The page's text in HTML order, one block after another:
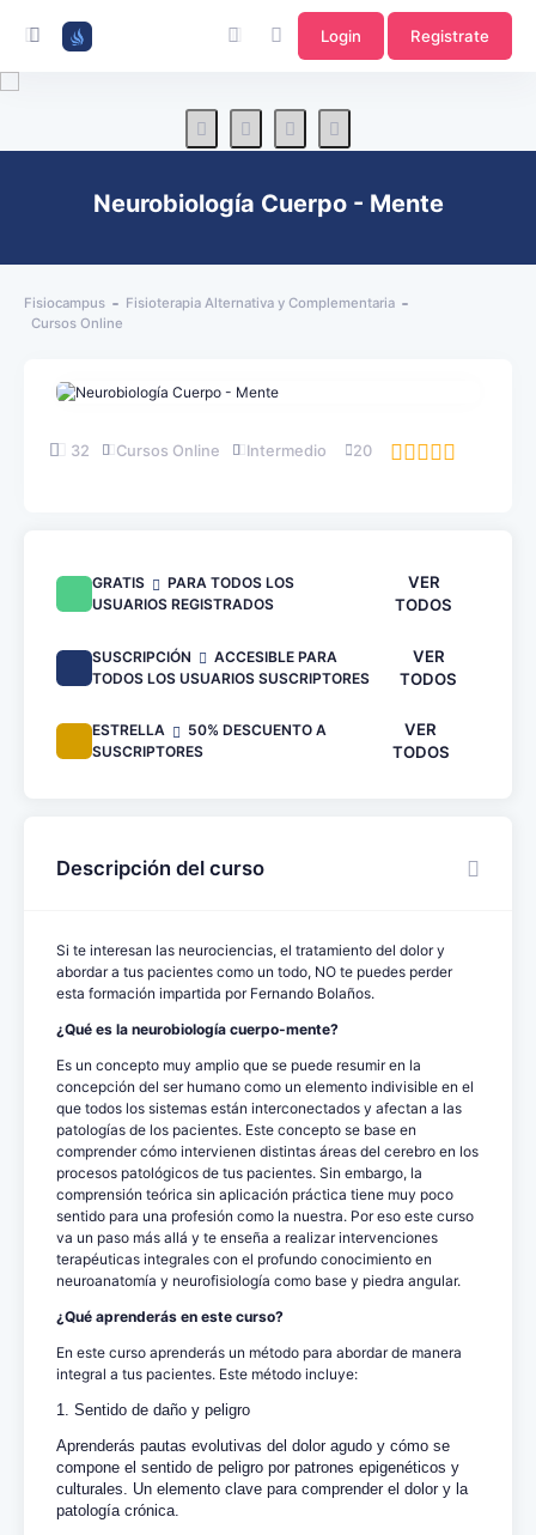
Login Registrate
Neurobiología Cuerpo - Mente
Fisiocampus
Fisioterapia Alternativa y Complementaria
Cursos Online
32 Cursos Online Intermedio 20
GRATIS
PARA TODOS LOS
USUARIOS REGISTRADOS
VER
TODOS
SUSCRIPCIÓN
ACCESIBLE PARA
TODOS LOS USUARIOS SUSCRIPTORES
VER
TODOS
ESTRELLA
50% DESCUENTO A
SUSCRIPTORES
VER
TODOS
Descripción del curso
Si te interesan las neurociencias, el tratamiento del dolor y
abordar a tus pacientes como un todo, NO te puedes perder
esta formación impartida por Fernando Bolaños.
¿Qué es la neurobiología cuerpo-mente?
Es un concepto muy amplio que se puede resumir en la
concepción del ser humano como un elemento indivisible en el
que todos los sistemas están interconectados y afectan a las
patologías de los pacientes. Este concepto se base en
comprender cómo intervienen distintas áreas del cerebro en los
procesos patológicos de tus pacientes. Sin embargo, la
comprensión teórica sin aplicación práctica tiene muy poco
sentido para una profesión como la nuestra. Por eso este curso
va un paso más allá y te enseña a realizar intervenciones
terapéuticas integrales con el profundo conocimiento en
neuroanatomía y neurofisiología como base y piedra angular.
¿Qué aprenderás en este curso?
En este curso aprenderás un método para abordar de manera
integral a tus pacientes. Este método incluye:
1. Sentido de daño y peligro
Aprenderás pautas evolutivas del dolor agudo y cómo se
compone el sentido de peligro por patrones epigenéticos y
culturales. Un elemento clave para comprender el dolor y la
patología crónica.